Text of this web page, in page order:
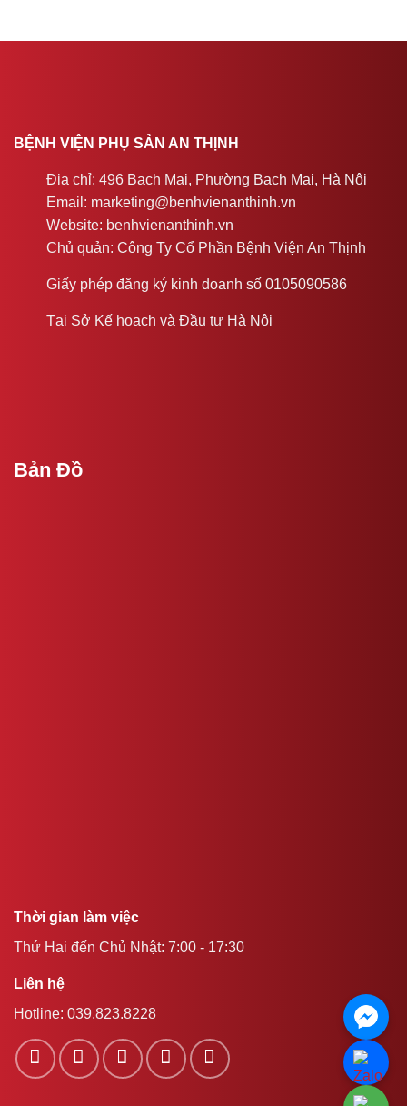
BỆNH VIỆN PHỤ SẢN AN THỊNH
Địa chỉ: 496 Bạch Mai, Phường Bạch Mai, Hà Nội
Email: marketing@benhvienanthinh.vn
Website: benhvienanthinh.vn
Chủ quản: Công Ty Cổ Phần Bệnh Viện An Thịnh
Giấy phép đăng ký kinh doanh số 0105090586
Tại Sở Kế hoạch và Đầu tư Hà Nội
Bản Đồ
Thời gian làm việc
Thứ Hai đến Chủ Nhật: 7:00 - 17:30
Liên hệ
Hotline: 039.823.8228